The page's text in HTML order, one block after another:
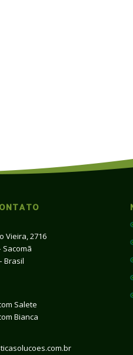
Vieira, 2716
Sacomã
Brasil
Salete
Bianca